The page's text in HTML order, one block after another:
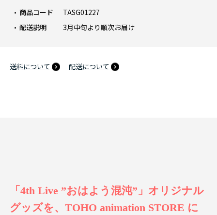
商品コード
TASG01227
配送説明
3月中旬より順次お届け
送料について 配送について
「4th Live ”おはよう混沌”」オリジナル
グッズを、TOHO animation STORE に